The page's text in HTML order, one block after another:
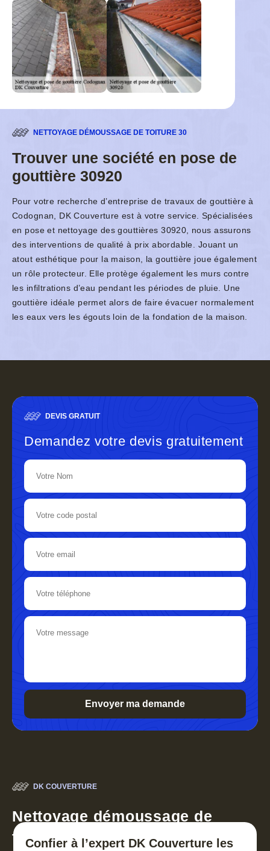
NETTOYAGE DÉMOUSSAGE DE TOITURE 30
Trouver une société en pose de
gouttière 30920
Pour votre recherche d’entreprise de travaux de gouttière à
Codognan, DK Couverture est à votre service. Spécialisées
en pose et nettoyage des gouttières 30920, nous assurons
des interventions de qualité à prix abordable. Jouant un
atout esthétique pour la maison, la gouttière joue également
un rôle protecteur. Elle protège également les murs contre
les infiltrations d’eau pendant les périodes de pluie. Une
gouttière idéale permet alors de faire évacuer normalement
les eaux vers les égouts loin de la fondation de la maison.
DEVIS GRATUIT
Demandez votre devis gratuitement
DK COUVERTURE
Nettoyage démoussage de
toiture 30
Confier à l’expert DK Couverture les